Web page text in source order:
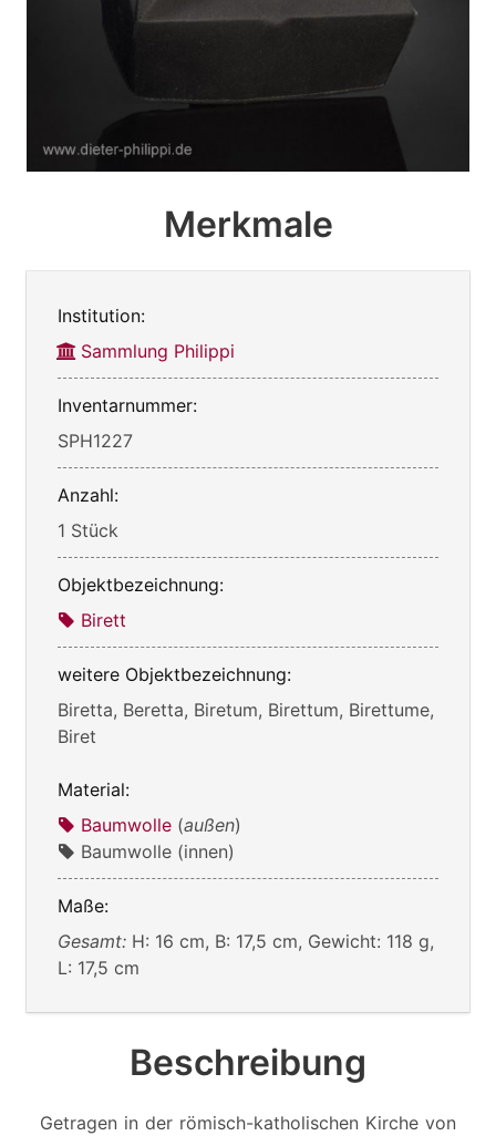
Merkmale
Institution:
Sammlung Philippi
Inventarnummer:
SPH1227
Anzahl:
1 Stück
Objektbezeichnung:
Birett
weitere Objektbezeichnung:
Biretta, Beretta, Biretum, Birettum, Birettume,
Biret
Material:
Baumwolle (außen)
Baumwolle (innen)
Maße:
Gesamt: H: 16 cm, B: 17,5 cm, Gewicht: 118 g,
L: 17,5 cm
Beschreibung
Getragen in der römisch-katholischen Kirche von